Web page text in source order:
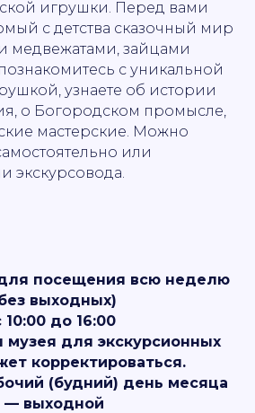
игрушки. Перед вами
с детства сказочный мир
медвежатами, зайцами
с уникальной
узнаете об истории
о Богородском промысле,
мастерские. Можно
или
экскурсовода.
посещения всю неделю
выходных)
10:00 до 16:00
для экскурсионных
корректироваться.
(будний) день месяца
— выходной